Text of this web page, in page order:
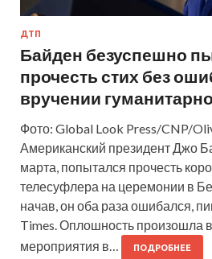
ДТП
Байден безуспешно
прочесть стих без
вручении
Фото: Global Look Press/CNP/
Американский президент Джо
марта, попытался прочесть
телесуфлера на церемонии в
начав, он оба раза ошибался,
Times. Оплошность произошла
мероприятия в…
ПОДРОБНЕЕ